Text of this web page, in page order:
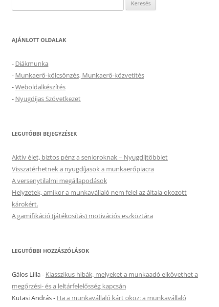
AJÁNLOTT OLDALAK
- Diákmunka
- Munkaerő-kölcsönzés, Munkaerő-közvetítés
-Weboldalkészítés
- Nyugdíjas Szövetkezet
LEGUTÓBBI BEJEGYZÉSEK
Aktív élet, biztos pénz a senioroknak – Nyugdíjtöbblet
Visszatérhetnek a nyugdíjasok a munkaerőpiacra
A versenytilalmi megállapodások
Helyzetek, amikor a munkavállaló nem felel az általa okozott
károkért.
A gamifikáció (játékosítás) motivációs eszköztára
LEGUTÓBBI HOZZÁSZÓLÁSOK
Gálos Lilla- Klasszikus hibák, melyeket a munkaadó elkövethet a
megőrzési- és a leltárfelelősség kapcsán
Kutasi András- Ha a munkavállaló kárt okoz: a munkavállaló